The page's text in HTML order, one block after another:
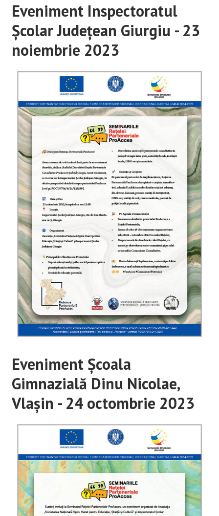
CONTACT
Eveniment Inspectoratul
Școlar Județean Giurgiu - 23
noiembrie 2023
Eveniment Școala
Gimnazială Dinu Nicolae,
Vlașin - 24 octombrie 2023